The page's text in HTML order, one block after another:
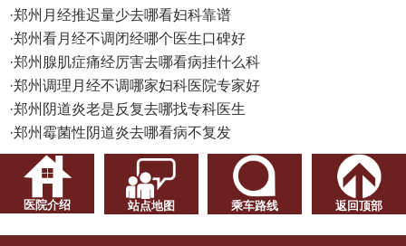
·郑州月经推迟量少去哪看妇科靠谱
·郑州看月经不调闭经哪个医生口碑好
·郑州腺肌症痛经厉害去哪看病挂什么科
·郑州调理月经不调哪家妇科医院专家好
·郑州阴道炎老是反复去哪找专科医生
·郑州霉菌性阴道炎去哪看病不复发
医院介绍 站点地图 乘车路线 返回顶部